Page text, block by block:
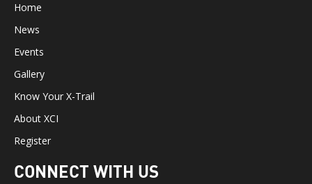
Home
News
Events
Gallery
Know Your X-Trail
About XCI
Register
CONNECT WITH US